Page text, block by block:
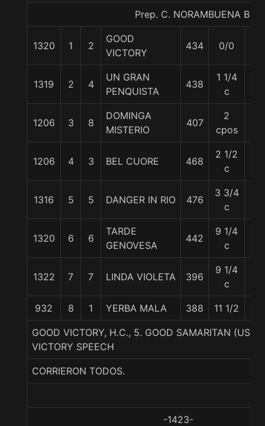
Prep. C. NORAMBUENA B.
1320 1 2
GOOD
VICTORY
434 0/0
1319 2 4
UN GRAN
PENQUISTA
438
1 1/4
c
1206 3 8
DOMINGA
MISTERIO
407
2
cpos
1206 4 3 BEL CUORE 468
2 1/2
c
1316 5 5 DANGER IN RIO 476
3 3/4
c
1320 6 6
TARDE
GENOVESA
442
9 1/4
c
1322 7 7 LINDA VIOLETA 396
9 1/4
c
932 8 1 YERBA MALA 388 11 1/2
GOOD VICTORY, H.C., 5. GOOD SAMARITAN
VICTORY SPEECH
CORRIERON TODOS.
-1423-